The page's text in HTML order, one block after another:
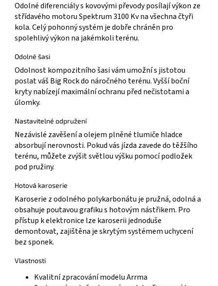
Odolné diferenciály s kovovými převody posílají výkon ze
střídavého motoru Spektrum 3100 Kv na všechna čtyři
kola. Celý pohonný systém je dobře chráněn pro
spolehlivý výkon na jakémkoli terénu.
Odolné šasi
Odolnost kompozitního šasi vám umožní s jistotou
poslat váš Big Rock do náročného terénu. Vyšší boční
kryty nabízejí maximální ochranu před nečistotami a
úlomky.
Nastavitelné odpružení
Nezávislé zavěšení a olejem plněné tlumiče hladce
absorbují nerovnosti. Pokud vás jízda zavede do těžšího
terénu, můžete zvýšit světlou výšku pomocí podložek
pod pružiny.
Hotová karoserie
Karoserie z odolného polykarbonátu je pružná, odolná a
obsahuje poutavou grafiku s hotovým nástřikem. Pro
přístup k elektronice lze karoserii jednoduše
demontovat, zajištěna je skrytým systémem uchycení
bez sponek.
Vlastnosti
Kvalitní zpracování modelu Arrma